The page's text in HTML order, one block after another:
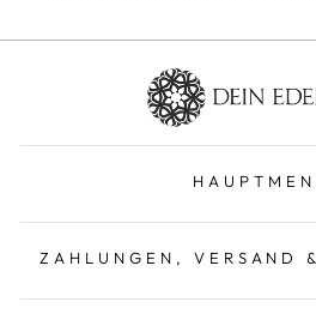
ZAHLUNGEN, VERSAND